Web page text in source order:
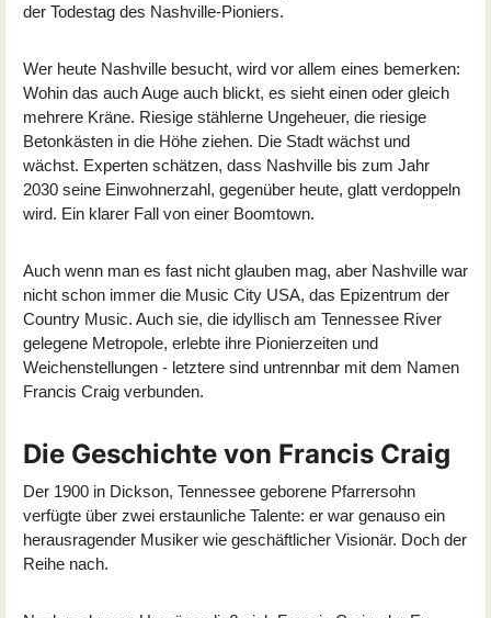
der Todestag des Nashville-Pioniers.
Wer heute Nashville besucht, wird vor allem eines bemerken:
Wohin das auch Auge auch blickt, es sieht einen oder gleich
mehrere Kräne. Riesige stählerne Ungeheuer, die riesige
Betonkästen in die Höhe ziehen. Die Stadt wächst und
wächst. Experten schätzen, dass Nashville bis zum Jahr
2030 seine Einwohnerzahl, gegenüber heute, glatt verdoppeln
wird. Ein klarer Fall von einer Boomtown.
Auch wenn man es fast nicht glauben mag, aber Nashville war
nicht schon immer die Music City USA, das Epizentrum der
Country Music. Auch sie, die idyllisch am Tennessee River
gelegene Metropole, erlebte ihre Pionierzeiten und
Weichenstellungen - letztere sind untrennbar mit dem Namen
Francis Craig verbunden.
Die Geschichte von Francis Craig
Der 1900 in Dickson, Tennessee geborene Pfarrersohn
verfügte über zwei erstaunliche Talente: er war genauso ein
herausragender Musiker wie geschäftlicher Visionär. Doch der
Reihe nach.